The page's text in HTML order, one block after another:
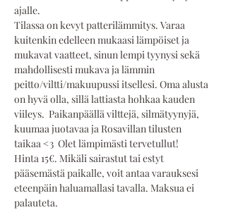
ajalle.
Tilassa on kevyt patterilämmitys. Varaa
kuitenkin edelleen mukaasi lämpöiset ja
mukavat vaatteet, sinun lempi tyynysi sekä
mahdollisesti mukava ja lämmin
peitto/viltti/makuupussi itsellesi. Oma alusta
on hyvä olla, sillä lattiasta hohkaa kauden
viileys.  Paikanpäällä vilttejä, silmätyynyjä,
kuumaa juotavaa ja Rosavillan tilusten
taikaa <3  Olet lämpimästi tervetullut!
Hinta 15€. Mikäli sairastut tai estyt
pääsemästä paikalle, voit antaa varauksesi
eteenpäin haluamallasi tavalla. Maksua ei
palauteta.